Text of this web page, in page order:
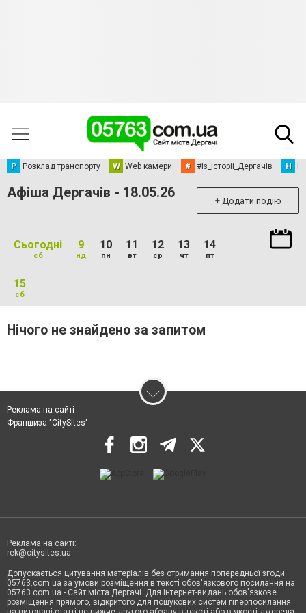
Р Розклад транспорту W Web камери # #Із_історіі_Дергачів Н
Афіша Дергачів - 18.05.26 + Додати подію
Сьогодні
сб
9
нд
10
пн
11
вт
12
ср
13
чт
14
пт
15
сб
Нічого не знайдено за запитом
Реклама на сайті
Франшиза "CitySites"
Реклама на сайті:
rek@citysites.ua
Допускається цитування матеріалів без отримання попередньої згоди
05763.com.ua за умови розміщення в тексті обов'язкового посилання на
05763.com.ua - Сайт міста Дергачі. Для інтернет-видань обов'язкове
розміщення прямого, відкритого для пошукових систем гіперпосилання